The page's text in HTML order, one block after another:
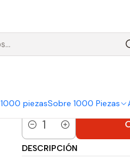
1000 piezasSobre 1000 Piezas
Puzzle
|
Cantidad
DESCRIPCIÓN